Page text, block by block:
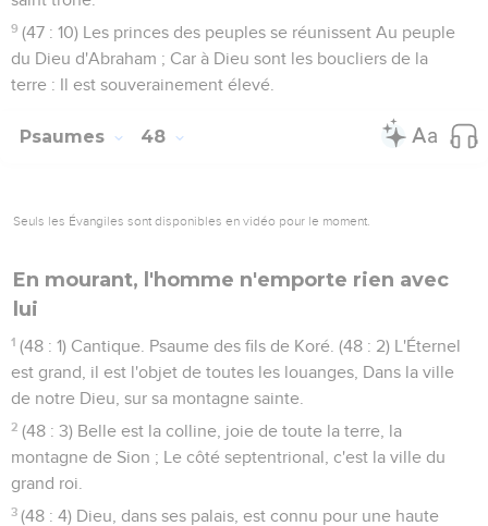
9 (47 : 10) Les princes des peuples se réunissent Au peuple
du Dieu d'Abraham ; Car à Dieu sont les boucliers de la
terre : Il est souverainement élevé.
Psaumes 48
Seuls les Évangiles sont disponibles en vidéo pour le moment.
En mourant, l'homme n'emporte rien avec
lui
1 (48 : 1) Cantique. Psaume des fils de Koré. (48 : 2) L'Éternel
est grand, il est l'objet de toutes les louanges, Dans la ville
de notre Dieu, sur sa montagne sainte.
2 (48 : 3) Belle est la colline, joie de toute la terre, la
montagne de Sion ; Le côté septentrional, c'est la ville du
grand roi.
3 (48 : 4) Dieu, dans ses palais, est connu pour une haute